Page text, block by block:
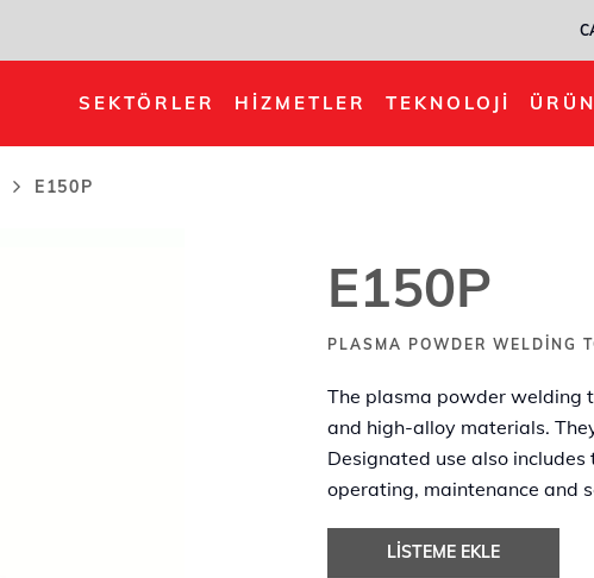
SEKTÖRLER HIZMETLER TEKNOLOJI
E150P
E150P
PLASMA POWDER WELDING
The plasma powder welding
and high-alloy materials.
Designated use also
operating, maintenance and
LISTEME EKLE